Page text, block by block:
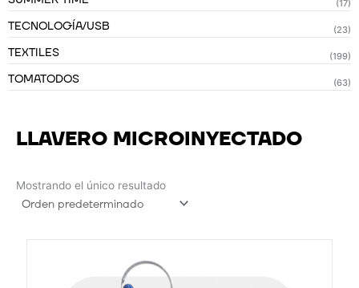
(17)
TECNOLOGÍA/USB (23)
TEXTILES (199)
TOMATODOS (63)
LLAVERO MICROINYECTADO
Mostrando el único resultado